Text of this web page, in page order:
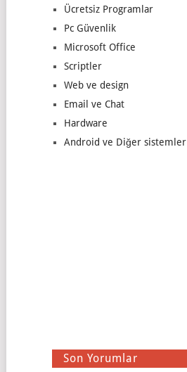
Ücretsiz Programlar
Pc Güvenlik
Microsoft Office
Scriptler
Web ve design
Email ve Chat
Hardware
Android ve Diğer sistemler
Son Yorumlar